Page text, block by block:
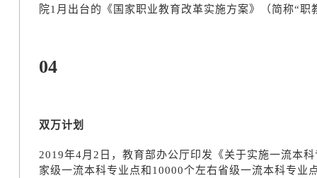
院1月出台的《国家职业教育改革实施方案》（简称“职
04
双万计划
2019年4月2日，教育部办公厅印发《关于实施一流本
家级一流本科专业点和10000个左右省级一流本科专业